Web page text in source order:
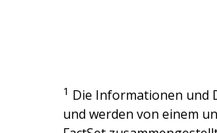
1 Die Informationen und
und werden von einem